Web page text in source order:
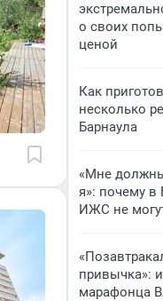
о своих
ценой
Как
несколько
Барнаула
«Мне
я»: почему
ИЖС не
привычка»:
марафонца